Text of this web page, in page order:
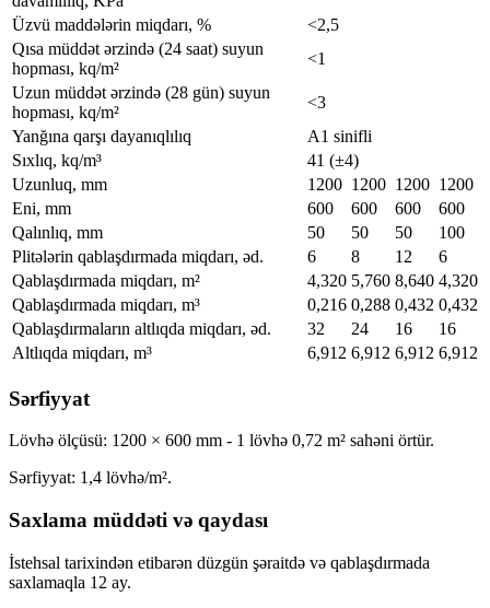
Üzvü maddələrin miqdarı, %
<2,5
Qısa müddət ərzində (24 saat) suyun
hopması, kq/m²
<1
Uzun müddət ərzində (28 gün) suyun
hopması, kq/m²
<3
Yanğına qarşı dayanıqlılıq
A1 sinifli
Sıxlıq, kq/m³
41 (±4)
Uzunluq, mm
1200 1200 1200 1200
Eni, mm
600 600 600
600
Qalınlıq, mm
50 50 50
100
Plitələrin qablaşdırmada miqdarı, əd.
6 8 12
6
Qablaşdırmada miqdarı, m²
4,320 5,760 8,640 4,320
Qablaşdırmada miqdarı, m³
0,216 0,288 0,432 0,432
Qablaşdırmaların altlıqda miqdarı, əd.
32 24 16
16
Altlıqda miqdarı, m³
6,912 6,912 6,912 6,912
Sərfiyyat
Lövhə ölçüsü: 1200 × 600 mm - 1 lövhə 0,72 m² sahəni örtür.
Sərfiyyat: 1,4 lövhə/m².
Saxlama müddəti və qaydası
İstehsal tarixindən etibarən düzgün şəraitdə və qablaşdırmada
saxlamaqla 12 ay.